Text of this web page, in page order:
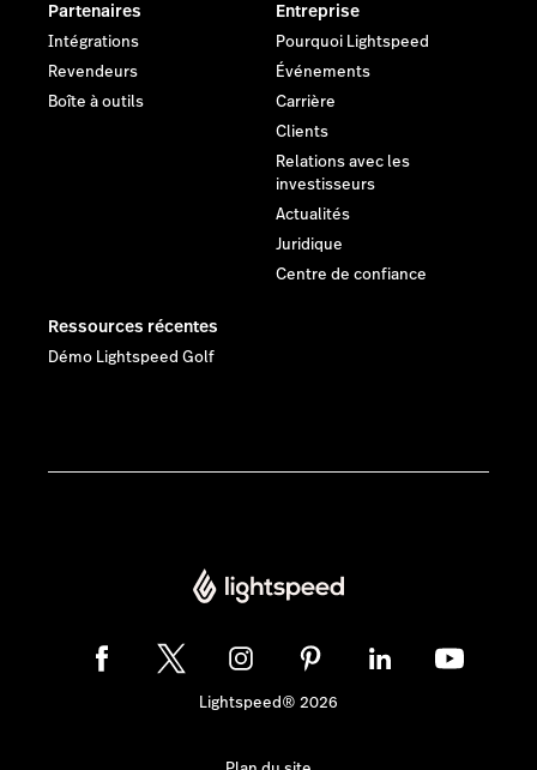
Partenaires
Intégrations
Revendeurs
Boîte à outils
Entreprise
Pourquoi Lightspeed
Événements
Carrière
Clients
Relations avec les
investisseurs
Actualités
Juridique
Centre de confiance
Ressources récentes
Démo Lightspeed Golf
Lightspeed® 2026